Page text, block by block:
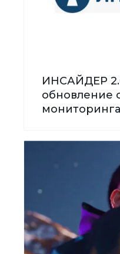
ИНСАЙДЕР
обновление
мониторинга